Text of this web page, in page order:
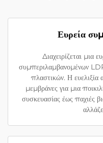
Ευρεία
Διαχειρίζεται μια
συμπεριλαμβανομένων
πλαστικών. Η ευελιξία
μεμβράνες για μια
συσκευασίας έως παχιές